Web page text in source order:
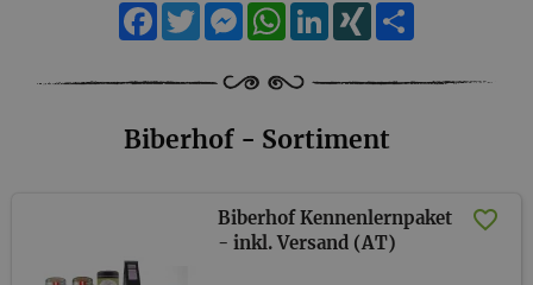
Facebook
TwitterMessengerWhatsApp
LinkedIn
XING
Biberhof - Sortiment
Biberhof Kennenlernpaket
- inkl. Versand (AT)